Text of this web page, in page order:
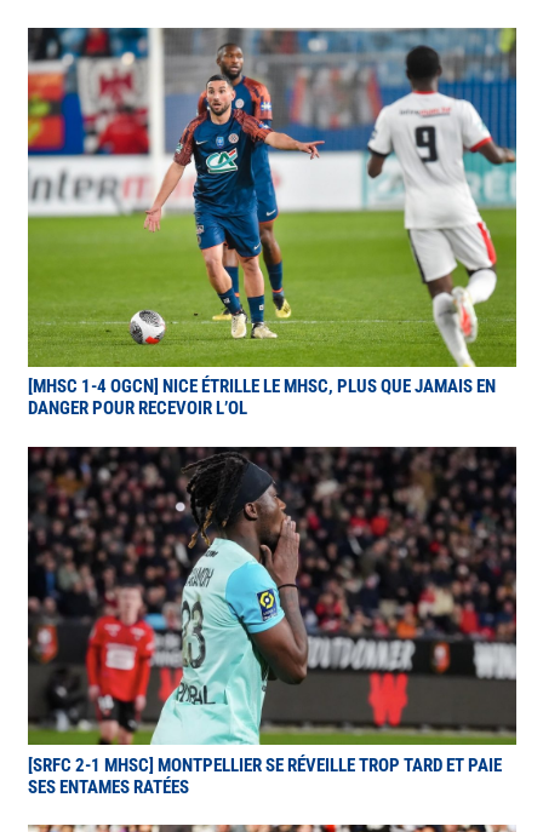
[MHSC 1-4 OGCN] NICE ÉTRILLE LE MHSC, PLUS QUE JAMAIS EN
DANGER POUR RECEVOIR L’OL
[SRFC 2-1 MHSC] MONTPELLIER SE RÉVEILLE TROP TARD ET PAIE
SES ENTAMES RATÉES